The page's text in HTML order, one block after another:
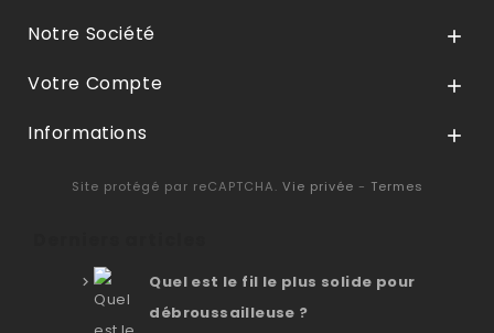
Notre Société 
Votre Compte 
Informations 
Site protégé par reCAPTCHA. Vie privée - Termes
Quel est le fil le plus solide pour
débroussailleuse ?